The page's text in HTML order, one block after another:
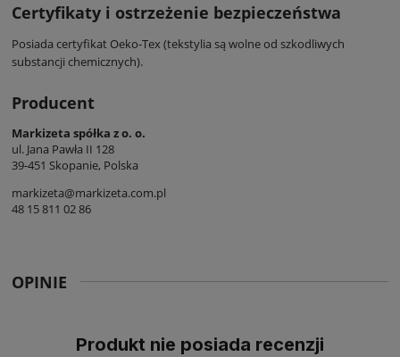
Certyfikaty i ostrzeżenie bezpieczeństwa
Posiada certyfikat Oeko-Tex (tekstylia są wolne od szkodliwych
substancji chemicznych).
Producent
Markizeta spółka z o. o.
ul. Jana Pawła II 128
39-451 Skopanie, Polska
markizeta@markizeta.com.pl
48 15 811 02 86
OPINIE
Produkt nie posiada recenzji